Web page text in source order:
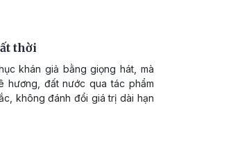
thời
khán giả bằng giọng hát, mà
hương, đất nước qua tác phẩm
không đánh đổi giá trị dài hạn